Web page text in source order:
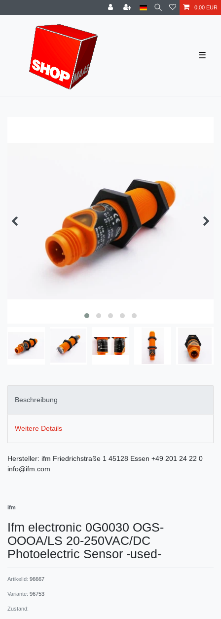
0,00 EUR
☰
Beschreibung
Weitere Details
Hersteller: ifm Friedrichstraße 1 45128 Essen +49 201 24 22 0
info@ifm.com
ifm
Ifm electronic 0G0030 OGS-
OOOA/LS 20-250VAC/DC
Photoelectric Sensor -used-
ArtikelId: 96667
Variante: 96753
Zustand: